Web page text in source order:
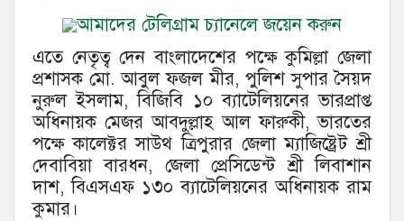
আমাদের টেলিগ্রাম চ্যানেলে জয়েন করুন
এতে নেতৃত্ব দেন বাংলাদেশের পক্ষে কুমিল্লা জেলা
প্রশাসক মো. আবুল ফজল মীর, পুলিশ সুপার সৈয়দ
নুরুল ইসলাম, বিজিবি ১০ ব্যাটেলিয়নের ভারপ্রাপ্ত
অধিনায়ক মেজর আবদুল্লাহ আল ফারুকী, ভারতের
পক্ষে কালেক্টর সাউথ ত্রিপুরার জেলা ম্যাজিষ্ট্রেট শ্রী
দেবাবিয়া বারধন, জেলা প্রেসিডেন্ট শ্রী লিবাশান
দাশ, বিএসএফ ১৩০ ব্যাটেলিয়নের অধিনায়ক রাম
কুমার।